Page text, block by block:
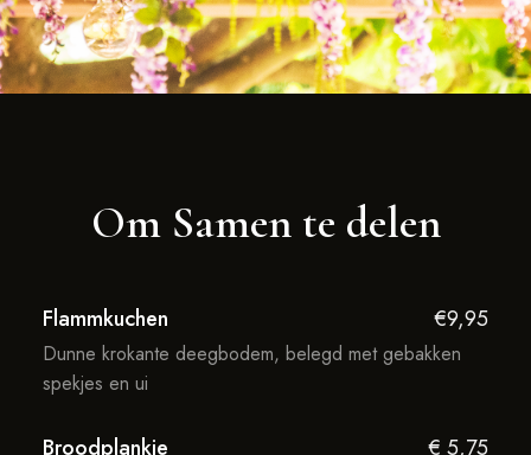
Om Samen te delen
Flammkuchen €9,95
Dunne krokante deegbodem, belegd met gebakken
spekjes en ui
Broodplankje € 5,75